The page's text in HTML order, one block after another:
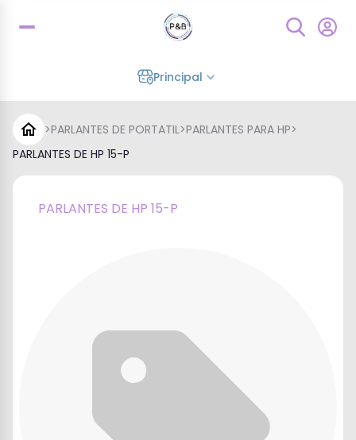
Principal
>PARLANTES DE PORTATIL>PARLANTES PARA HP>
PARLANTES DE HP 15-P
PARLANTES DE HP 15-P